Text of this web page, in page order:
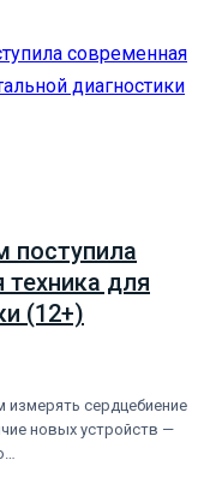
поступила
для
(12+)
сердцебиение
новых устройств —